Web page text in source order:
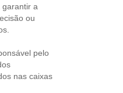
garantir a
ou
pelo
nas caixas